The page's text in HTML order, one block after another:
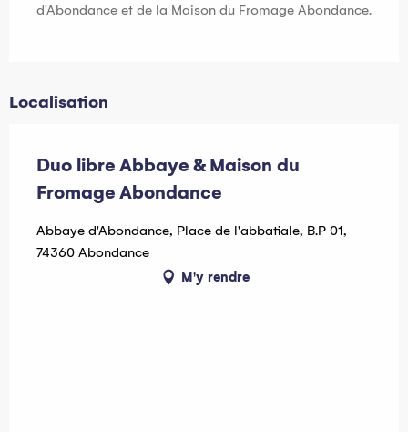
d'Abondance et de la Maison du Fromage Abondance.
Localisation
Duo libre Abbaye & Maison du
Fromage Abondance
Abbaye d'Abondance, Place de l'abbatiale, B.P 01,
74360 Abondance
M'y rendre